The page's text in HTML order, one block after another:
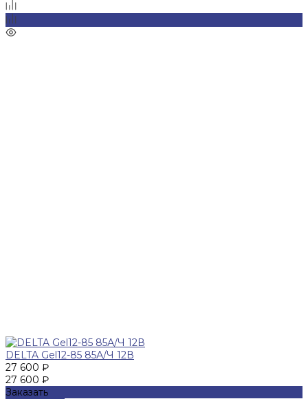
DELTA Gel12-85 85А/Ч 12В
27 600 ₽
27 600 ₽
Заказать